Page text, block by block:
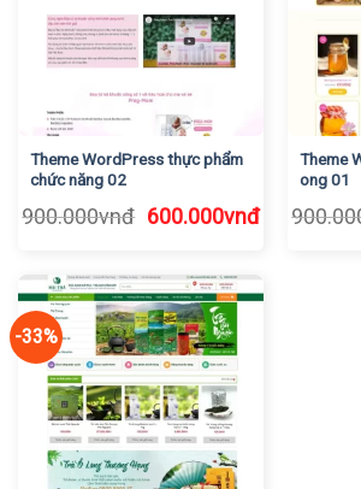
Theme WordPress thực phẩm
chức năng 02
900.000vnđ Giá
900.000vnđ.
600.000vnđGiá
Theme
ong 01
-33%